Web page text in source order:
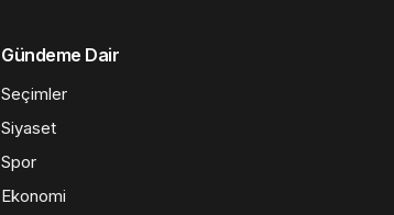
Gündeme Dair
Seçimler
Siyaset
Spor
Ekonomi